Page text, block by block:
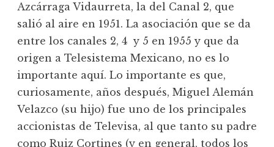
Azcárraga Vidaurreta, la del Canal 2, que
salió al aire en 1951. La asociación que se da
entre los canales 2, 4 y 5 en 1955 y que da
origen a Telesistema Mexicano, no es lo
importante aquí. Lo importante es que,
curiosamente, años después, Miguel Alemán
Velazco (su hijo) fue uno de los principales
accionistas de Televisa, al que tanto su padre
como Ruiz Cortines (y en general, todos los